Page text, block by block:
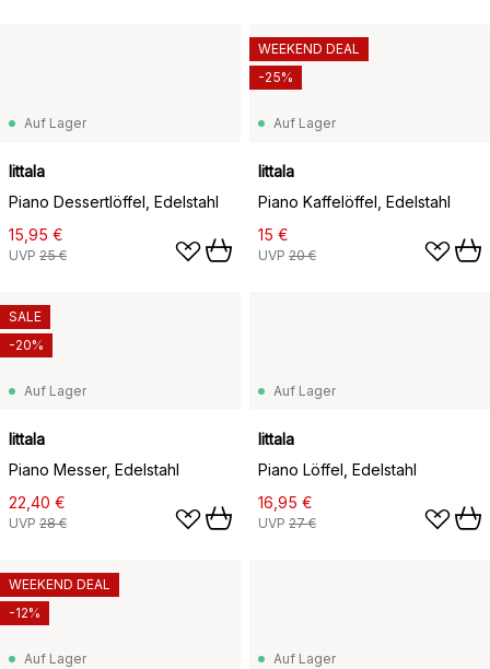
Auf Lager
Iittala
Piano Dessertlöffel, Edelstahl
15,95 €
UVP 25 €
Auf Lager
Iittala
Piano Kaffelöffel, Edelstahl
15 €
UVP 20 €
WEEKEND DEAL
-25%
Auf Lager
Iittala
Piano Messer, Edelstahl
22,40 €
UVP 28 €
SALE
-20%
Auf Lager
Iittala
Piano Löffel, Edelstahl
16,95 €
UVP 27 €
Auf Lager
WEEKEND DEAL
-12%
Auf Lager